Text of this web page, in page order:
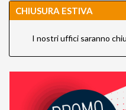
CHIUSURA ESTIVA
I nostri uffici saranno